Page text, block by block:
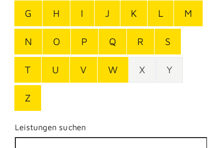
G H I J K L M
N O P Q R S
T U V W X Y
Z
Leistungen suchen